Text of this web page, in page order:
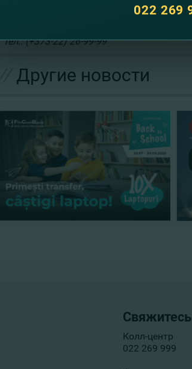
наслаждайтесь
тел.: (+373-22) 26-99-99
Другие новости
Колл-центр
022 269 999
022 269